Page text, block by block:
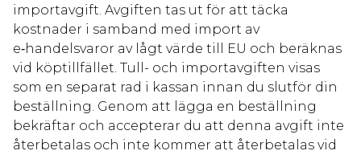
importavgift. Avgiften tas ut för att täcka
kostnader i samband med import av
e‑handelsvaror av lågt värde till EU och beräknas
vid köptillfället. Tull- och importavgiften visas
som en separat rad i kassan innan du slutför din
beställning. Genom att lägga en beställning
bekräftar och accepterar du att denna avgift inte
återbetalas och inte kommer att återbetalas vid